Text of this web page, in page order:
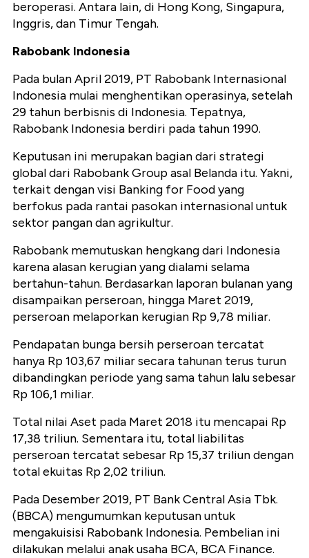
beroperasi. Antara lain, di Hong Kong, Singapura,
Inggris, dan Timur Tengah.
Rabobank Indonesia
Pada bulan April 2019, PT Rabobank Internasional
Indonesia mulai menghentikan operasinya, setelah
29 tahun berbisnis di Indonesia. Tepatnya,
Rabobank Indonesia berdiri pada tahun 1990.
Keputusan ini merupakan bagian dari strategi
global dari Rabobank Group asal Belanda itu. Yakni,
terkait dengan visi Banking for Food yang
berfokus pada rantai pasokan internasional untuk
sektor pangan dan agrikultur.
Rabobank memutuskan hengkang dari Indonesia
karena alasan kerugian yang dialami selama
bertahun-tahun. Berdasarkan laporan bulanan yang
disampaikan perseroan, hingga Maret 2019,
perseroan melaporkan kerugian Rp 9,78 miliar.
Pendapatan bunga bersih perseroan tercatat
hanya Rp 103,67 miliar secara tahunan terus turun
dibandingkan periode yang sama tahun lalu sebesar
Rp 106,1 miliar.
Total nilai Aset pada Maret 2018 itu mencapai Rp
17,38 triliun. Sementara itu, total liabilitas
perseroan tercatat sebesar Rp 15,37 triliun dengan
total ekuitas Rp 2,02 triliun.
Pada Desember 2019, PT Bank Central Asia Tbk.
(BBCA) mengumumkan keputusan untuk
mengakuisisi Rabobank Indonesia. Pembelian ini
dilakukan melalui anak usaha BCA, BCA Finance.